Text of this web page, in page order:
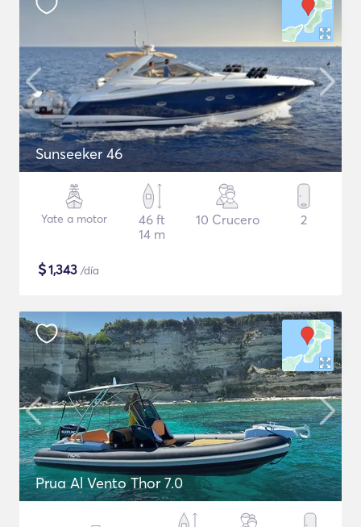
Sunseeker 46
Yate a motor
46 ft
14 m
10 Crucero 2
$1,343 /día
Prua Al Vento Thor 7.0